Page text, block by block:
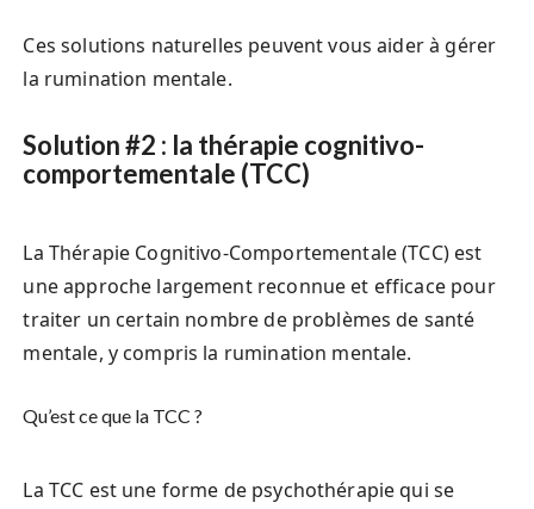
Ces solutions naturelles peuvent vous aider à gérer
la rumination mentale.
Solution #2 : la thérapie cognitivo-
comportementale (TCC)
La Thérapie Cognitivo-Comportementale (TCC) est
une approche largement reconnue et efficace pour
traiter un certain nombre de problèmes de santé
mentale, y compris la rumination mentale.
Qu’est ce que la TCC ?
La TCC est une forme de psychothérapie qui se